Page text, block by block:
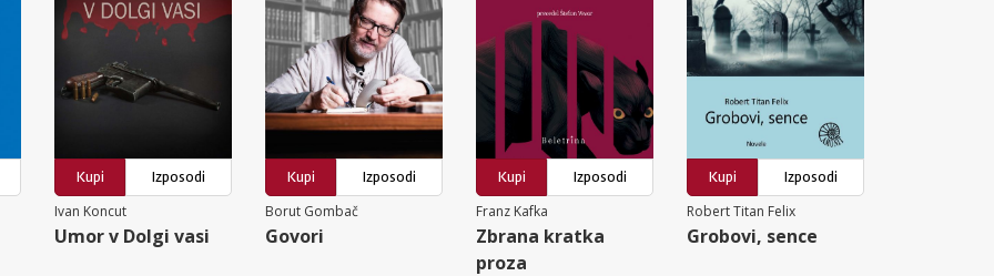
Kupi
Izposodi
Ivan Koncut
Umor v Dolgi vasi
Kupi
Izposodi
Borut Gombač
Govori
Kupi
Izposodi
Franz Kafka
Zbrana kratka
proza
Kupi
Izposodi
Robert Titan Felix
Grobovi, sence